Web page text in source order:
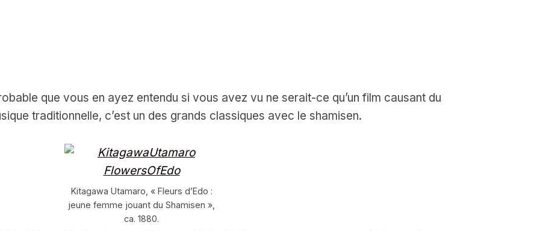
que vous en ayez entendu si vous avez vu ne serait-ce qu’un film causant du
traditionnelle, c’est un des grands classiques avec le shamisen.
Kitagawa Utamaro, « Fleurs d’Edo :
jeune femme jouant du Shamisen »,
ca. 1880.